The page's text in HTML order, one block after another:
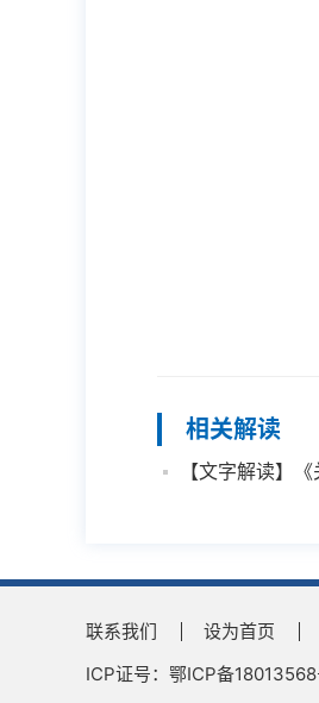
相关解读
【文字解读】
联系我们 设为首页
ICP证号：鄂ICP备